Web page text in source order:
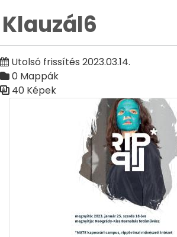
Klauzál6
Utolsó frissítés 2023.03.14.
0 Mappák
40 Képek